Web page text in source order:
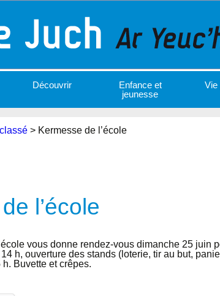
Découvrir
Enfance et
jeunesse
Vie
> Kermesse de l’école
l’école
vous donne rendez-vous dimanche 25 juin
h, ouverture des stands (loterie, tir au but,
Buvette et crêpes.